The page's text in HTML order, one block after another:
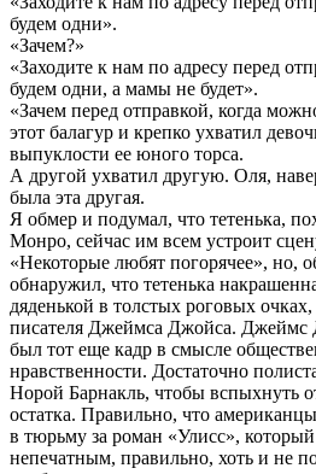
будем одни».
«Зачем?»
«Заходите к нам по адресу перед
будем одни, а мамы не будет».
«Зачем перед отправкой, когда
этот балагур и крепко ухватил
выпуклости ее юного торса.
А другой ухватил другую. Оля,
была эта другая.
Я обмер и подумал, что тетенька,
Монро, сейчас им всем устроит
«Некоторые любят погорячее», но,
обнаружил, что тетенька
дяденькой в толстых роговых
писателя Джеймса Джойса. Джеймс
был тот еще кадр в смысле
нравственности. Достаточно
Норой Барнакль, чтобы вспыхнуть
остатка. Правильно, что
в тюрьму за роман «Улисс»,
непечатным, правильно, хоть и не